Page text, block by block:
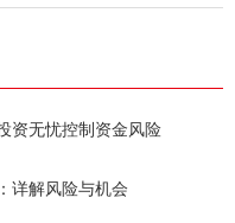
资无忧控制资金风险
详解风险与机会